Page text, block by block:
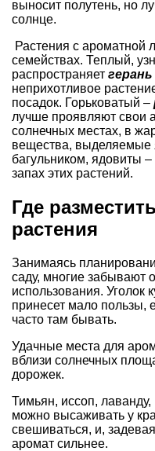
выносит полутень, но
солнце.
Растения с ароматной
семействах. Теплый,
распространяет герань
неприхотливое
посадок. Горьковатый –
лучше проявляют свои
солнечных местах, в
вещества, выделяемые
багульником, ядовиты
запах этих растений.
Где
растения
Занимаясь
саду, многие забывают
использования. Уголок
принесет мало пользы,
часто там бывать.
Удачные места для
вблизи солнечных
дорожек.
Тимьян, иссоп,
можно высаживать у
свешиваться, и,
аромат сильнее.